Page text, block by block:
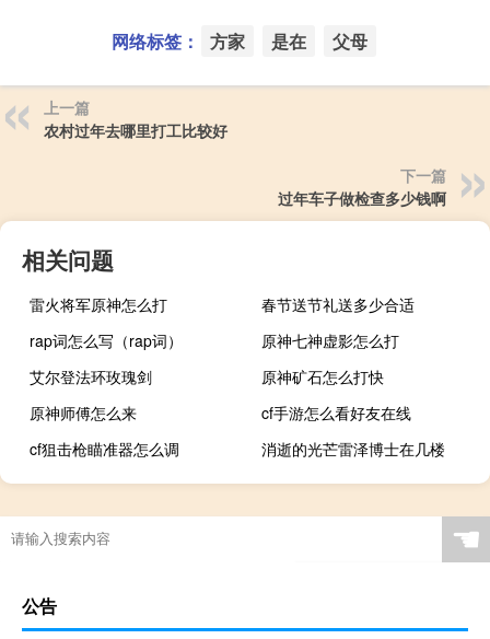
网络标签： 方家 是在 父母
上一篇
农村过年去哪里打工比较好
下一篇
过年车子做检查多少钱啊
相关问题
雷火将军原神怎么打
春节送节礼送多少合适
rap词怎么写（rap词）
原神七神虚影怎么打
艾尔登法环玫瑰剑
原神矿石怎么打快
原神师傅怎么来
cf手游怎么看好友在线
cf狙击枪瞄准器怎么调
消逝的光芒雷泽博士在几楼
☚
公告